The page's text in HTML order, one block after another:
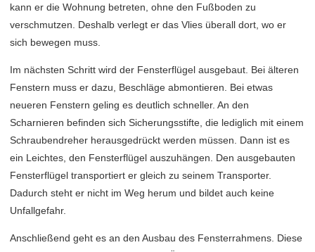
kann er die Wohnung betreten, ohne den Fußboden zu
verschmutzen. Deshalb verlegt er das Vlies überall dort, wo er
sich bewegen muss.
Im nächsten Schritt wird der Fensterflügel ausgebaut. Bei älteren
Fenstern muss er dazu, Beschläge abmontieren. Bei etwas
neueren Fenstern geling es deutlich schneller. An den
Scharnieren befinden sich Sicherungsstifte, die lediglich mit einem
Schraubendreher herausgedrückt werden müssen. Dann ist es
ein Leichtes, den Fensterflügel auszuhängen. Den ausgebauten
Fensterflügel transportiert er gleich zu seinem Transporter.
Dadurch steht er nicht im Weg herum und bildet auch keine
Unfallgefahr.
Anschließend geht es an den Ausbau des Fensterrahmens. Diese